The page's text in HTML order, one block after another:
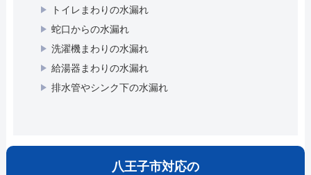
トイレまわりの水漏れ
蛇口からの水漏れ
洗濯機まわりの水漏れ
給湯器まわりの水漏れ
排水管やシンク下の水漏れ
八王子市対応の